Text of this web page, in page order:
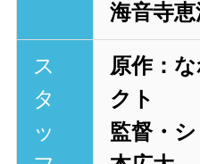
海音寺
ス
タ
ッ
原作：
クト
監督・